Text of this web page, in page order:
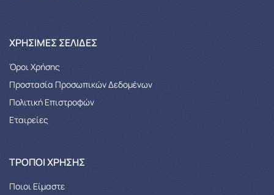
XΡΉΣΙΜΕΣ ΣΕΛΊΔΕΣ
Όροι Χρήσης
Προστασία Προσωπικών Δεδομένων
Πολιτική Επιστροφών
Εταιρείες
ΤΡΌΠΟΙ ΧΡΉΣΗΣ
Ποιοι Είμαστε